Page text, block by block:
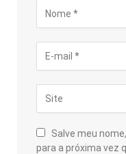
Salve meu
para a próxima vez